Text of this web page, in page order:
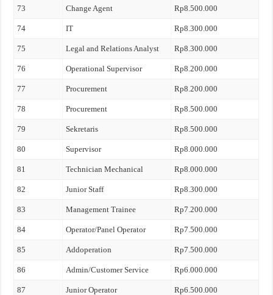
73 Change Agent Rp8.500.000
74 IT Rp8.300.000
75 Legal and Relations Analyst Rp8.300.000
76 Operational Supervisor Rp8.200.000
77 Procurement Rp8.200.000
78 Procurement Rp8.500.000
79 Sekretaris Rp8.500.000
80 Supervisor Rp8.000.000
81 Technician Mechanical Rp8.000.000
82 Junior Staff Rp8.300.000
83 Management Trainee Rp7.200.000
84 Operator/Panel Operator Rp7.500.000
85 Addoperation Rp7.500.000
86 Admin/Customer Service Rp6.000.000
87 Junior Operator Rp6.500.000